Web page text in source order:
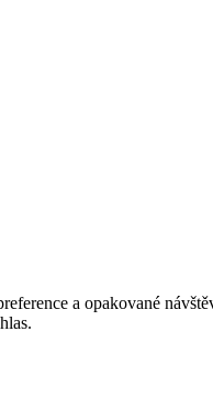
a opakované